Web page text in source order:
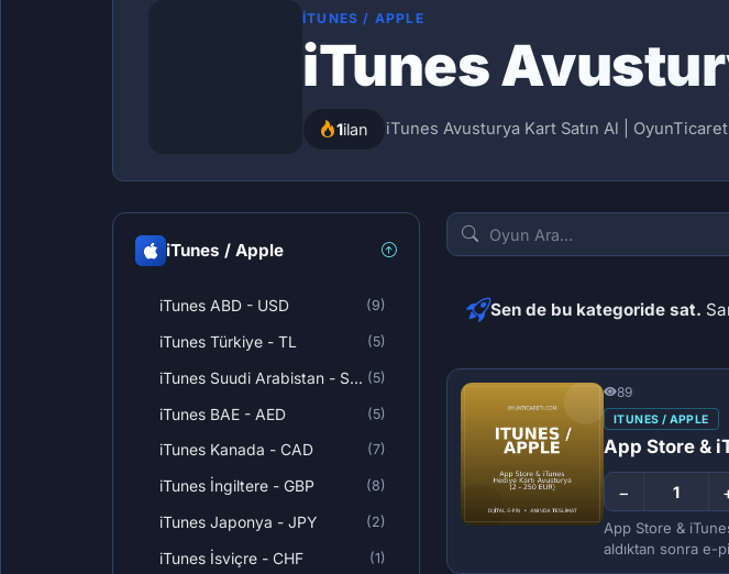
ITUNES / APPLE
iTunes
1ilan iTunes Avusturya Kart Satın Al |
iTunes / Apple
iTunes ABD - USD (9)
iTunes Türkiye - TL (5)
iTunes Suudi Arabistan - SAR (5)
iTunes BAE - AED (5)
iTunes Kanada - CAD (7)
iTunes İngiltere - GBP (8)
iTunes Japonya - JPY (2)
iTunes İsviçre - CHF (1)
Sen de bu kategoride sat.
89
ITUNES / APPLE
App Store &
−
App Store &
aldıktan sonra e-